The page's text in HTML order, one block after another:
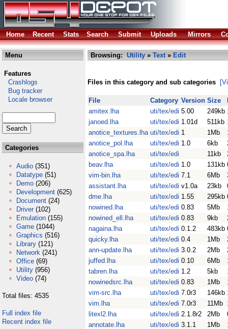
Home Recent Stats Search Submit Uploads Mirrors
Menu
Features
Crashlogs
Bug tracker
Locale browser
Categories
Audio (351)
Datatype (51)
Demo (206)
Development (625)
Document (24)
Driver (102)
Emulation (155)
Game (1044)
Graphics (516)
Library (121)
Network (241)
Office (69)
Utility (956)
Video (74)
Total files: 4535
Full index file
Recent index file
Browsing: Utility » Text» Edit
Files in this category and sub categories
File Category Version Size
amitex.lha
uti/tex/edi 5.00 249kb
janoed.lha
uti/tex/edi 1.01d 511kb
anotice_textures.lha uti/tex/edi 1 1Mb
anotice_pol.lha
uti/tex/edi 1.0 6kb
anotice_spa.lha
uti/tex/edi 11kb
beav.lha
uti/tex/edi 1.0 131kb
vim-bin.lha
uti/tex/edi 7.1 6Mb
assistant.lha
uti/tex/edi v1.0a 23kb
dme.lha
uti/tex/edi 1.55 295kb
nowined.lha
uti/tex/edi 0.83 5Mb
nowined_ell.lha
uti/tex/edi 0.83 9kb
nagaina.lha
uti/tex/edi 0.1.2 483kb
quicky.lha
uti/tex/edi 0.4 1Mb
ann-update.lha
uti/tex/edi 3.0.2 2Mb
juffed.lha
uti/tex/edi 0.10 6Mb
tabren.lha
uti/tex/edi 1.2 5kb
nowinedsrc.lha
uti/tex/edi 0.83 1Mb
vim-src.lha
uti/tex/edi 7.0r3 146kb
vim.lha
uti/tex/edi 7.0r3 11Mb
litexl2.lha
uti/tex/edi 2.1.8r2 2Mb
annotate.lha
uti/tex/edi 3.1.1 1Mb